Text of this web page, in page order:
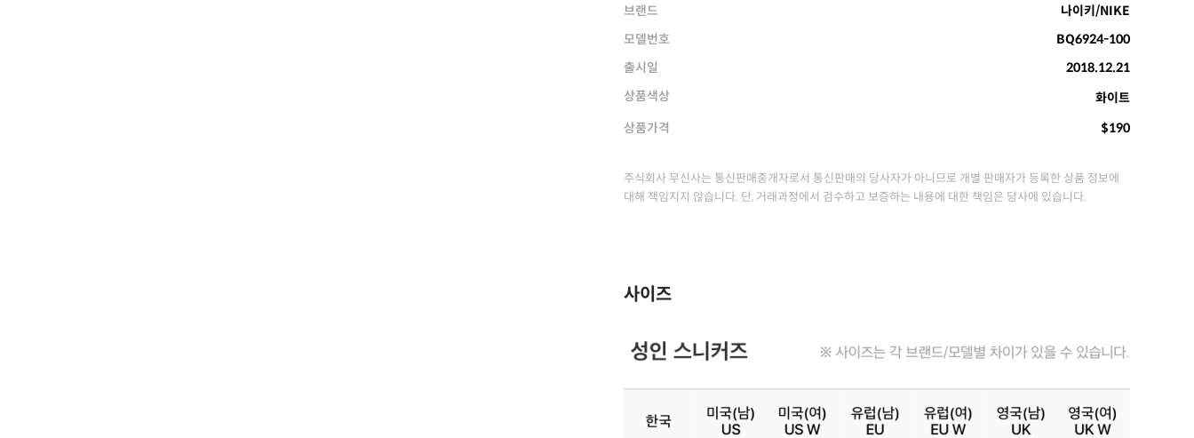
브랜드
나이키/NIKE
모델번호
BQ6924-100
출시일
2018.12.21
상품색상
화이트
상품가격
$190
주식회사 무신사는 통신판매중개자로서 통신판매의 당사자가 아니므로 개별 판매자가 등록한 상품 정보에
대해 책임지지 않습니다. 단, 거래과정에서 검수하고 보증하는 내용에 대한 책임은 당사에 있습니다.
사이즈